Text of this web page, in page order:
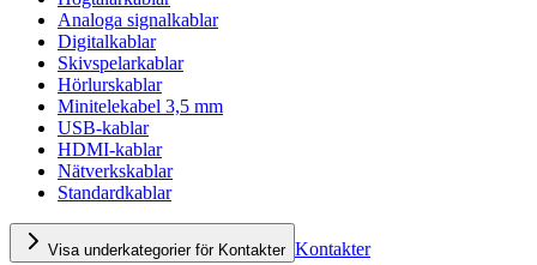
Analoga signalkablar
Digitalkablar
Skivspelarkablar
Hörlurskablar
Minitelekabel 3,5 mm
USB-kablar
HDMI-kablar
Nätverkskablar
Standardkablar
Visa underkategorier för Kontakter Kontakter